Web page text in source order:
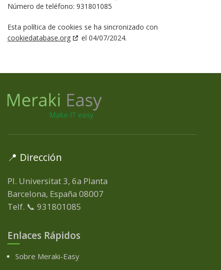
Número de teléfono: 931801085
Esta política de cookies se ha sincronizado con
cookiedatabase.org
el 04/07/2024.
📍 Dirección
Pl. Universitat 3, 6a Planta
Barcelona, España 08007
Telf. 📞 931801085
Enlaces Rápidos
Sobre Meraki-Easy